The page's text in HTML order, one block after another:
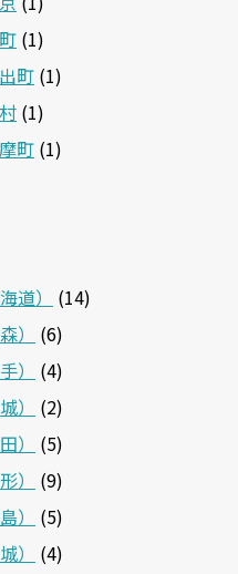
(1)
町 (1)
(1)
町 (1)
道）
(14)
）
(6)
）
(4)
）
(2)
）
(5)
）
(9)
）
(5)
）
(4)